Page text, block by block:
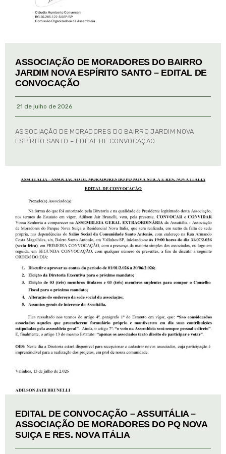
ASSOCIAÇÃO DE MORADORES DO BAIRRO
JARDIM NOVA ESPÍRITO SANTO – EDITAL DE
CONVOCAÇÃO
21 de julho de 2026
ASSOCIAÇÃO DE MORADORES DO BAIRRO JARDIM NOVA
ESPÍRITO SANTO – EDITAL DE CONVOCAÇÃO
EDITAL DE CONVOCAÇÃO – ASSUITÁLIA –
ASSOCIAÇÃO DE MORADORES DO PQ NOVA
SUIÇA E RES. NOVA ITÁLIA